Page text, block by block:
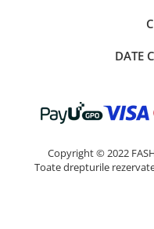
DATE
Copyright © 2022
Toate drepturile